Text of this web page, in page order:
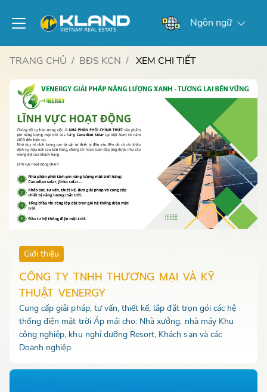
Ngôn ngữ
TRANG CHỦ BĐS KCN XEM CHI TIẾT
Giới thiệu
CÔNG TY TNHH THƯƠNG MẠI VÀ KỸ
THUẬT VENERGY
Cung cấp giải pháp, tư vấn, thiết kế, lắp đặt trọn gói các hệ
thống điện mặt trời Áp mái cho: Nhà xưởng, nhà máy Khu
công nghiệp, khu nghỉ dưỡng Resort, Khách sạn và các
Doanh nghiệp